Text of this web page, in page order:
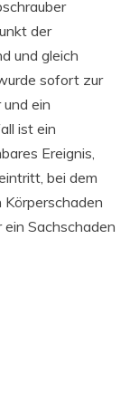
der
und gleich
sofort zur
ein
ist ein
Ereignis,
bei dem
Körperschaden
Sachschaden